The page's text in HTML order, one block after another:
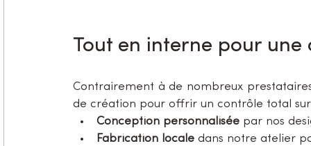
Tout en interne pour
Contrairement à de nombreux
de création pour offrir un contrôle total
Conception personnalisée par nos
Fabrication locale dans notre atelier